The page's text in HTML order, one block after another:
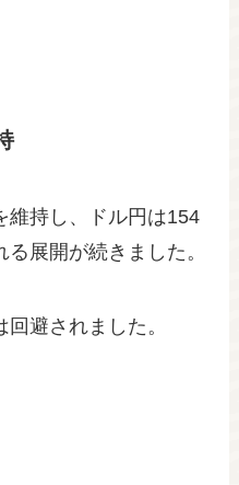
維持し、ドル円は154
展開が続きました。
避されました。